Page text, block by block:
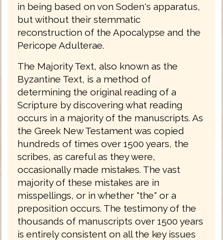
in being based on von Soden's apparatus,
but without their stemmatic
reconstruction of the Apocalypse and the
Pericope Adulterae.
The Majority Text, also known as the
Byzantine Text, is a method of
determining the original reading of a
Scripture by discovering what reading
occurs in a majority of the manuscripts. As
the Greek New Testament was copied
hundreds of times over 1500 years, the
scribes, as careful as they were,
occasionally made mistakes. The vast
majority of these mistakes are in
misspellings, or in whether "the" or a
preposition occurs. The testimony of the
thousands of manuscripts over 1500 years
is entirely consistent on all the key issues